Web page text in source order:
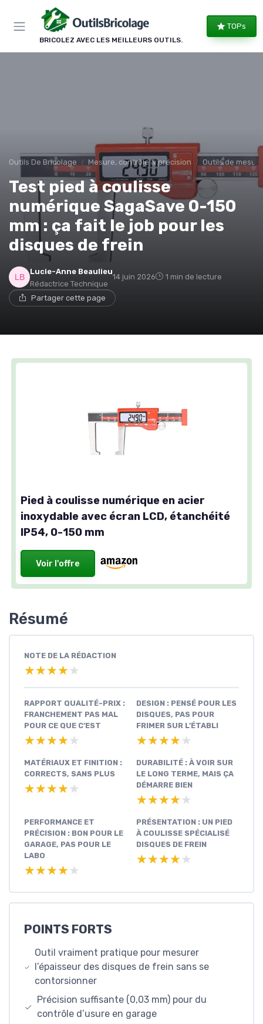
BRICOLEZ AVEC LES MEILLEURS OUTILS.
TOPs
Outils De Bricolage Mesure, contrôle & précision Outils de
Test pied à coulisse
numérique SagaSave 0-150
mm : ça fait le job pour les
disques de frein
Lucie-Anne Beaulieu
Rédactrice Technique
14 juin 2026 1 min de lecture
Partager cette page
Pied à coulisse numérique en acier
inoxydable avec écran LCD, étanchéité
IP54, 0-150 mm
Voir l'offre
Résumé
NOTE DE LA RÉDACTION
★★★★★
★★★★★
RAPPORT QUALITÉ-PRIX :
FRANCHEMENT PAS MAL
POUR CE QUE C’EST
★★★★★
★★★★★
DESIGN : PENSÉ POUR LES
DISQUES, PAS POUR
FRIMER SUR L’ÉTABLI
★★★★★
★★★★★
MATÉRIAUX ET FINITION :
CORRECTS, SANS PLUS
★★★★★
★★★★★
DURABILITÉ : À VOIR SUR
LE LONG TERME, MAIS ÇA
DÉMARRE BIEN
★★★★★
★★★★★
PERFORMANCE ET
PRÉCISION : BON POUR LE
GARAGE, PAS POUR LE
LABO
★★★★★
★★★★★
PRÉSENTATION : UN PIED
À COULISSE SPÉCIALISÉ
DISQUES DE FREIN
★★★★★
★★★★★
POINTS FORTS
Outil vraiment pratique pour mesurer
l’épaisseur des disques de frein sans se
contorsionner
Précision suffisante (0,03 mm) pour du
contrôle d’usure en garage
Panneau de gestion des cookies